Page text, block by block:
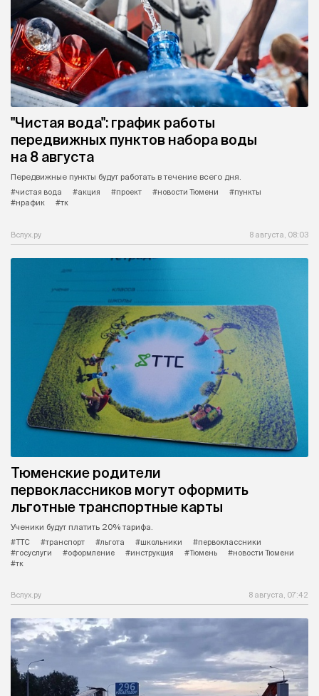
"Чистая вода": график работы
передвижных пунктов набора воды
на 8 августа
Передвижные пункты будут работать в течение всего дня.
#чистая вода
#акция #проект #новости Тюмени
#пункты
#нрафик
#тк
Вслух.ру 8 августа, 08:03
Тюменские родители
первоклассников могут оформить
льготные транспортные карты
Ученики будут платить 20% тарифа.
#ТТС
#транспорт #льгота #школьники
#первоклассники
#госуслуги
#оформление #инструкция #Тюмень
#новости Тюмени
#тк
Вслух.ру 8 августа, 07:42